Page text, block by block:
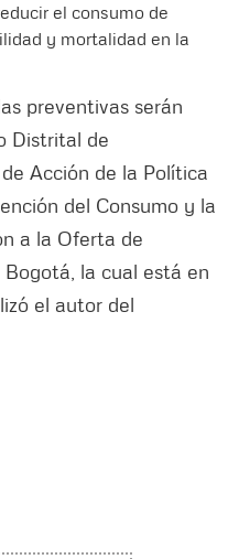
el consumo de
y mortalidad en la
preventivas serán
Distrital de
Acción de la Política
del Consumo y la
a la Oferta de
la cual está en
el autor del